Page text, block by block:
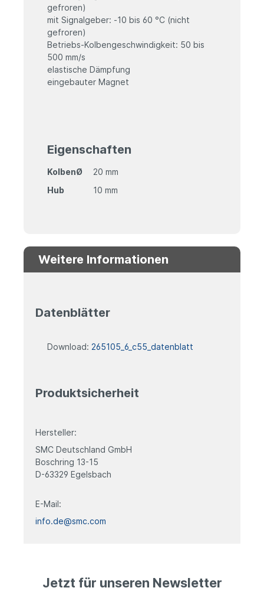
gefroren)
mit Signalgeber: -10 bis 60 °C (nicht
gefroren)
Betriebs-Kolbengeschwindigkeit: 50 bis
500 mm/s
elastische Dämpfung
eingebauter Magnet
Eigenschaften
KolbenØ
20 mm
Hub
10 mm
Weitere Informationen
Datenblätter
Download: 265105_6_c55_datenblatt
Produktsicherheit
Hersteller:
SMC Deutschland GmbH
Boschring 13-15
D-63329 Egelsbach
E-Mail:
info.de@smc.com
Jetzt für unseren Newsletter